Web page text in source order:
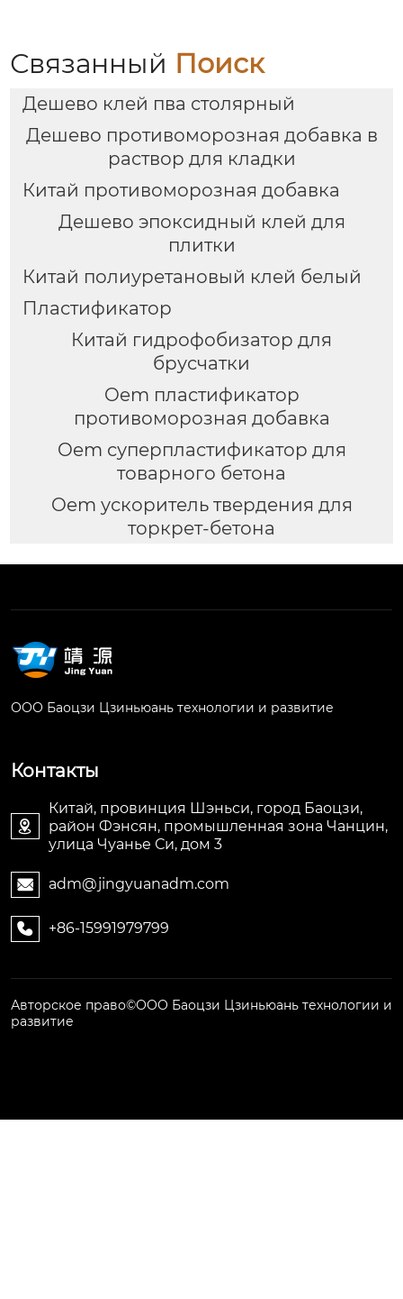
Связанный Поиск
Дешево клей пва столярный
Дешево противоморозная добавка в
раствор для кладки
Китай противоморозная добавка
Дешево эпоксидный клей для
плитки
Китай полиуретановый клей белый
Пластификатор
Китай гидрофобизатор для
брусчатки
Oem пластификатор
противоморозная добавка
Oem суперпластификатор для
товарного бетона
Oem ускоритель твердения для
торкрет-бетона
ООО Баоцзи Цзиньюань технологии и развитие
Контакты

Китай, провинция Шэньси, город Баоцзи,
район Фэнсян, промышленная зона Чанцин,
улица Чуанье Си, дом 3
 adm@jingyuanadm.com
 +86-15991979799
Авторское право©ООО Баоцзи Цзиньюань технологии и
развитие